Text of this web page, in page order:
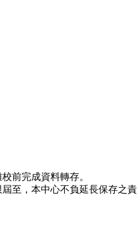
前完成資料轉存。
至，本中心不負延長保存之